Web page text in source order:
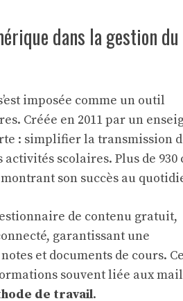
dans la gestion du
imposée comme un outil
Créée en 2011 par un
: simplifier la transmission
activités scolaires. Plus de 930
son succès au
de contenu gratuit,
garantissant une
et documents de cours.
souvent liée aux
de travail.